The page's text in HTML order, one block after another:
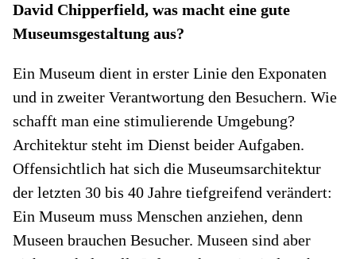
David Chipperfield, was macht eine gute
Museumsgestaltung aus?
Ein Museum dient in erster Linie den Exponaten
und in zweiter Verantwortung den Besuchern. Wie
schafft man eine stimulierende Umgebung?
Architektur steht im Dienst beider Aufgaben.
Offensichtlich hat sich die Museumsarchitektur
der letzten 30 bis 40 Jahre tiefgreifend verändert:
Ein Museum muss Menschen anziehen, denn
Museen brauchen Besucher. Museen sind aber